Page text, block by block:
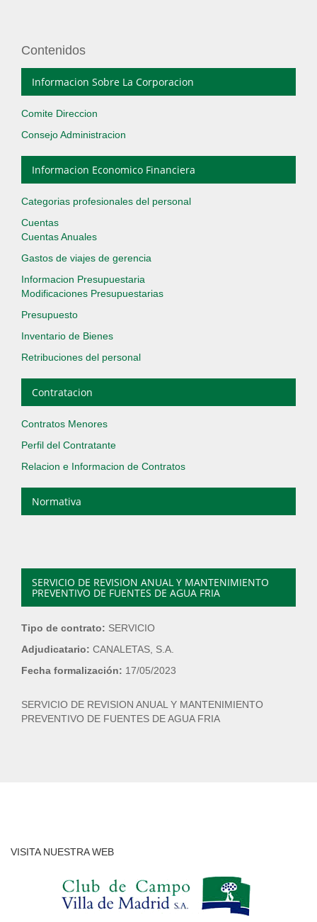
Contenidos
Informacion Sobre La Corporacion
Comite Direccion
Consejo Administracion
Informacion Economico Financiera
Categorias profesionales del personal
Cuentas
Cuentas Anuales
Gastos de viajes de gerencia
Informacion Presupuestaria
Modificaciones Presupuestarias
Presupuesto
Inventario de Bienes
Retribuciones del personal
Contratacion
Contratos Menores
Perfil del Contratante
Relacion e Informacion de Contratos
Normativa
SERVICIO DE REVISION ANUAL Y MANTENIMIENTO
PREVENTIVO DE FUENTES DE AGUA FRIA
Tipo de contrato: SERVICIO
Adjudicatario: CANALETAS, S.A.
Fecha formalización: 17/05/2023
SERVICIO DE REVISION ANUAL Y MANTENIMIENTO
PREVENTIVO DE FUENTES DE AGUA FRIA
VISITA NUESTRA WEB